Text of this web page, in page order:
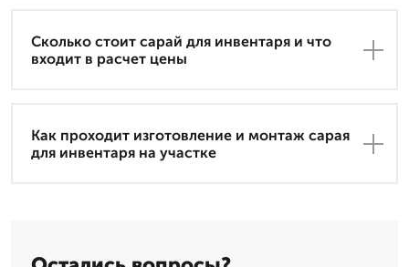
Сколько стоит сарай для инвентаря и что
входит в расчет цены
Как проходит изготовление и монтаж сарая
для инвентаря на участке